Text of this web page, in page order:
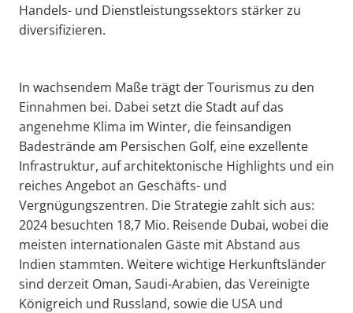
Handels- und Dienstleistungssektors stärker zu
diversifizieren.
In wachsendem Maße trägt der Tourismus zu den
Einnahmen bei. Dabei setzt die Stadt auf das
angenehme Klima im Winter, die feinsandigen
Badestrände am Persischen Golf, eine exzellente
Infrastruktur, auf architektonische Highlights und ein
reiches Angebot an Geschäfts- und
Vergnügungszentren. Die Strategie zahlt sich aus:
2024 besuchten 18,7 Mio. Reisende Dubai, wobei die
meisten internationalen Gäste mit Abstand aus
Indien stammten. Weitere wichtige Herkunftsländer
sind derzeit Oman, Saudi-Arabien, das Vereinigte
Königreich und Russland, sowie die USA und